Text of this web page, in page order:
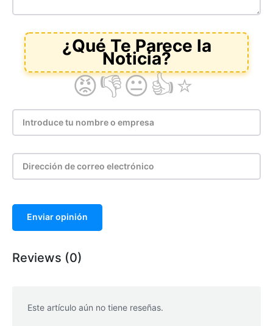
Enviar opinión
Reviews (0)
Este artículo aún no tiene reseñas.